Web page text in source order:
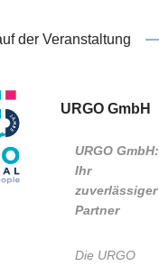
der Veranstaltung
URGO GmbH
URGO GmbH:
Ihr
zuverlässiger
Partner
Die URGO